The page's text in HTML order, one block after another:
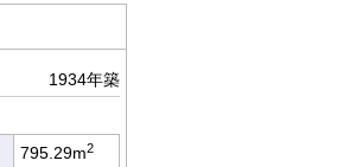
1934年築
795.29m2